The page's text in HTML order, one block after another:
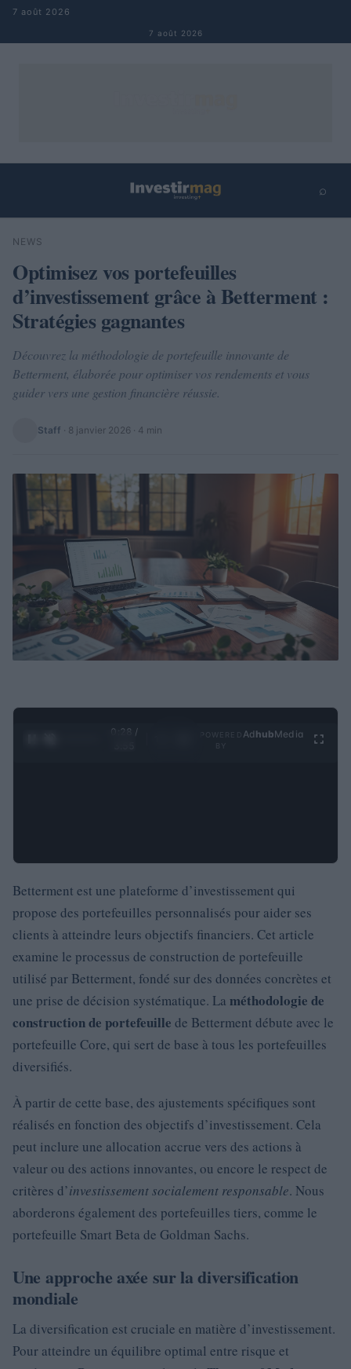
Aller au contenu
7 août 2026
7 août 2026
⌕
Rechercher
NEWS
Optimisez vos portefeuilles
d’investissement grâce à Betterment :
Stratégies gagnantes
Découvrez la méthodologie de portefeuille innovante de
Betterment, élaborée pour optimiser vos rendements et vous
guider vers une gestion financière réussie.
Staff · 8 janvier 2026 · 4 min
0:29 /
Ad hubMedia
Betterment est une plateforme d’investissement qui
propose des portefeuilles personnalisés pour aider ses
clients à atteindre leurs objectifs financiers. Cet article
examine le processus de construction de portefeuille
utilisé par Betterment, fondé sur des données concrètes et
une prise de décision systématique. La méthodologie de
construction de portefeuille de Betterment débute avec le
portefeuille Core, qui sert de base à tous les portefeuilles
diversifiés.
À partir de cette base, des ajustements spécifiques sont
réalisés en fonction des objectifs d’investissement. Cela
peut inclure une allocation accrue vers des actions à
valeur ou des actions innovantes, ou encore le respect de
critères d’investissement socialement responsable. Nous
aborderons également des portefeuilles tiers, comme le
portefeuille Smart Beta de Goldman Sachs.
Une approche axée sur la diversification
mondiale
La diversification est cruciale en matière d’investissement.
Pour atteindre un équilibre optimal entre risque et